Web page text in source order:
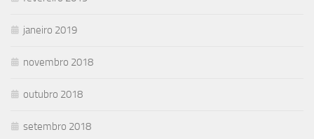
janeiro 2019
novembro 2018
outubro 2018
setembro 2018